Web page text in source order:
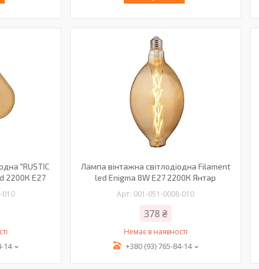
"RUSTIC
2200К E27
010
14
Лампа вінтажна світлодіодна Filament
led Enigma 8W E27 2200К Янтар
001-051-0008-010
378 ₴
Немає в наявності
+380 (93) 765-84-14